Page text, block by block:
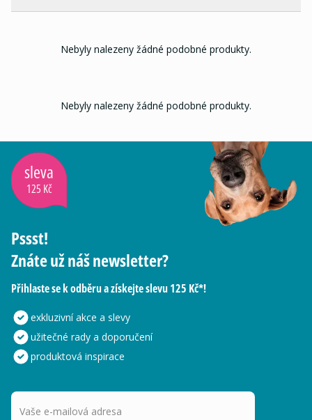
Nebyly nalezeny žádné podobné produkty.
Nebyly nalezeny žádné podobné produkty.
sleva
125 Kč
Pssst!
Znáte už náš newsletter?
Přihlaste se k odběru a získejte slevu 125 Kč*!
exkluzivní akce a slevy
užitečné rady a doporučení
produktová inspirace
Vaše e-mailová adresa